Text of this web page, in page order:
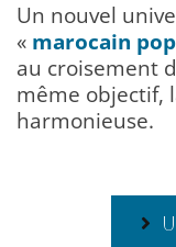
Un nouvel
« marocain pop
au croisement
même objectif,
harmonieuse.